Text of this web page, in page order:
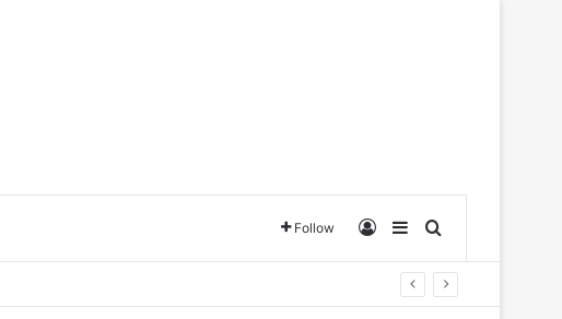
Follow Log InSidebarSearch for